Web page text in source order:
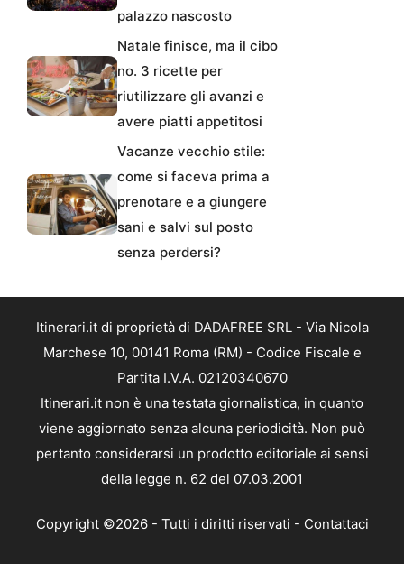
palazzo nascosto
Natale finisce, ma il cibo
no. 3 ricette per
riutilizzare gli avanzi e
avere piatti appetitosi
Vacanze vecchio stile:
come si faceva prima a
prenotare e a giungere
sani e salvi sul posto
senza perdersi?
Itinerari.it di proprietà di DADAFREE SRL - Via Nicola
Marchese 10, 00141 Roma (RM) - Codice Fiscale e
Partita I.V.A. 02120340670
Itinerari.it non è una testata giornalistica, in quanto
viene aggiornato senza alcuna periodicità. Non può
pertanto considerarsi un prodotto editoriale ai sensi
della legge n. 62 del 07.03.2001
Copyright ©2026 - Tutti i diritti riservati - Contattaci